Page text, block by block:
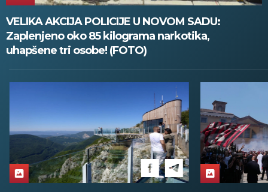
VELIKA AKCIJA POLICIJE U NOVOM SADU:
Zaplenjeno oko 85 kilograma narkotika,
uhapšene tri osobe! (FOTO)